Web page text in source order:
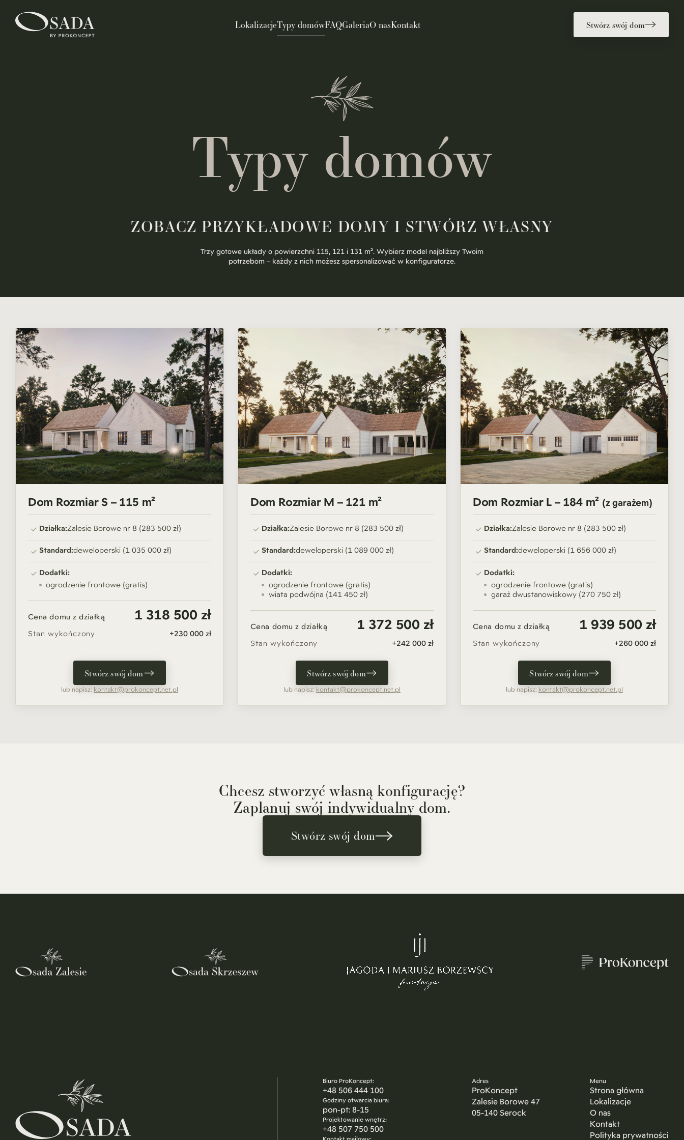
LokalizacjeTypy domówFAQGaleriaO nasKontakt Stwórz swój dom
Typy domów
ZOBACZ PRZYKŁADOWE DOMY I STWÓRZ WŁASNY
Trzy gotowe układy o powierzchni 115, 121 i 131 m². Wybierz model najbliższy Twoim
potrzebom – każdy z nich możesz spersonalizować w konfiguratorze.
Dom Rozmiar S – 115 m²
Działka:Zalesie Borowe nr 8 (283 500 zł)
Standard:deweloperski (1 035 000 zł)
Dodatki:
ogrodzenie frontowe (gratis)
Cena domu z działką 1 318 500 zł
Stan wykończony +230 000 zł
Stwórz swój dom
lub napisz: kontakt@prokoncept.net.pl
Dom Rozmiar M – 121 m²
Działka:Zalesie Borowe nr 8 (283 500 zł)
Standard:deweloperski (1 089 000 zł)
Dodatki:
ogrodzenie frontowe (gratis)
wiata podwójna (141 450 zł)
Cena domu z działką 1 372 500 zł
Stan wykończony +242 000 zł
Stwórz swój dom
lub napisz: kontakt@prokoncept.net.pl
Dom Rozmiar L – 184 m² (z garażem)
Działka:Zalesie Borowe nr 8 (283 500 zł)
Standard:deweloperski (1 656 000 zł)
Dodatki:
ogrodzenie frontowe (gratis)
garaż dwustanowiskowy (270 750 zł)
Cena domu z działką 1 939 500 zł
Stan wykończony +260 000 zł
Stwórz swój dom
lub napisz: kontakt@prokoncept.net.pl
Chcesz stworzyć własną konfigurację?
Zaplanuj swój indywidualny dom.
Stwórz swój dom
Biuro ProKoncept:
+48 506 444 100
Godziny otwarcia biura:
pon-pt: 8-15
Projektowanie wnętrz:
+48 507 750 500
Adres
ProKoncept
Zalesie Borowe 47
05-140 Serock
Menu
Strona główna
Lokalizacje
O nas
Kontakt
Polityka prywatności